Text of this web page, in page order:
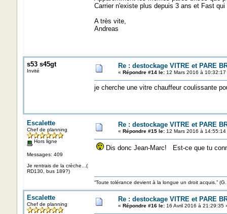
Carrier n'existe plus depuis 3 ans et Fast
A très vite,
Andreas
s53 s45gt
Invité
Re : destockage VITRE et PARE
« Répondre #14 le:12 Mars 2016 à 10:32:17
je cherche une vitre chauffeur coulissante
Escalette
Chef de planning
Hors ligne
Messages: 409
Je rentrais de la crèche...(
RD130, bus 189?)
Re : destockage VITRE et PARE
« Répondre #15 le:12 Mars 2016 à 14:55:14
Dis donc Jean-Marc! Est-ce que tu
“Toute tolérance devient à la longue un droit acquis.”
Escalette
Chef de planning
Re : destockage VITRE et PARE
« Répondre #16 le:16 Avril 2016 à 21:29:35